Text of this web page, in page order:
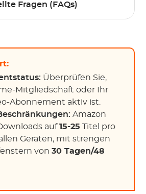
Fragen (FAQs)
Überprüfen Sie,
Mitgliedschaft oder Ihr
Abonnement aktiv ist.
Amazon
auf15-25 Titel pro
Geräten, mit strengen
von30 Tagen/48